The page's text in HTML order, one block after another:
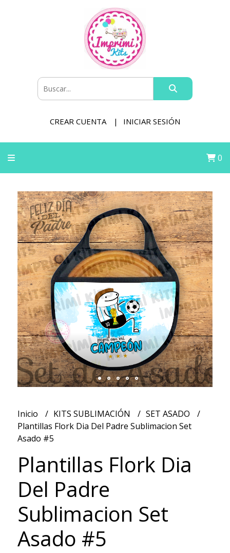
CREAR CUENTA INICIAR SESIÓN
0
Inicio KITS SUBLIMACIÓN
SET ASADO
Plantillas Flork Dia Del Padre Sublimacion Set
Asado #5
Plantillas Flork Dia
Del Padre
Sublimacion Set
Asado #5